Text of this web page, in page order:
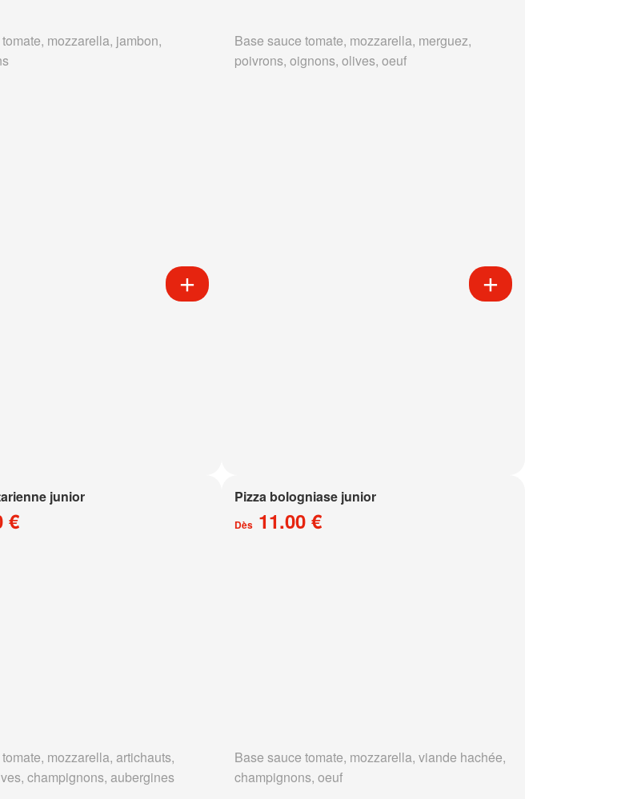
mozzarella, jambon,
Base sauce tomate, mozzarella, merguez,
poivrons, oignons, olives, oeuf
junior
€
mozzarella, artichauts,
champignons, aubergines
Pizza bologniase junior
Dès 11.00 €
Base sauce tomate, mozzarella, viande hachée,
champignons, oeuf